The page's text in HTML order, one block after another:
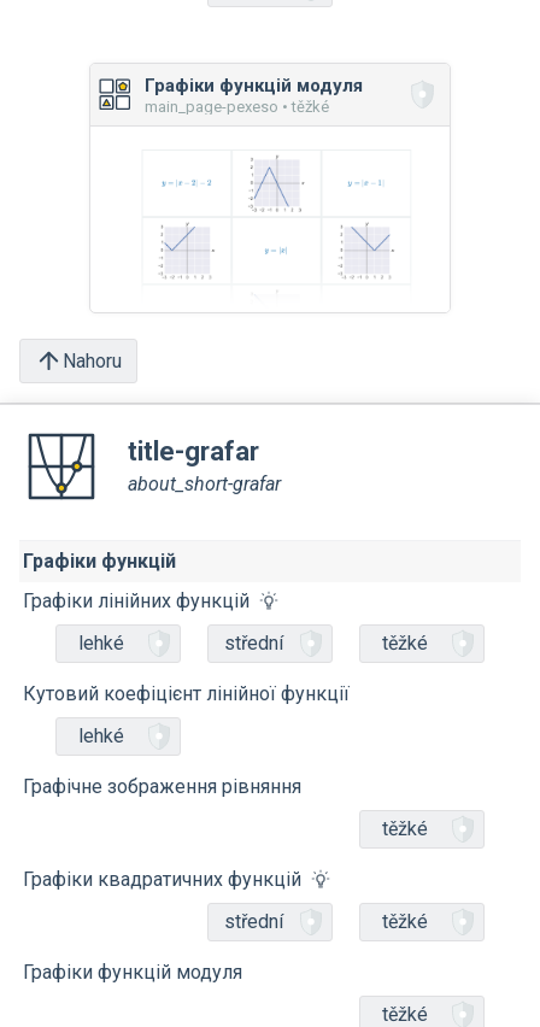
Графіки функцій модуля
main_page-pexeso • těžké
Nahoru
title-grafar
about_short-grafar
Графіки функцій
Графіки лінійних функцій
lehké
střední těžké
Кутовий коефіцієнт лінійної функції
lehké
Графічне зображення рівняння
těžké
Графіки квадратичних функцій
střední
těžké
Графіки функцій модуля
těžké